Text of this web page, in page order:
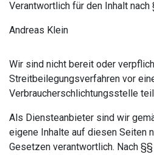
Verantwortlich für den Inhalt nach
Andreas Klein
Wir sind nicht bereit oder
Streitbeilegungsverfahren vor
Verbraucherschlichtungsstelle
Als Diensteanbieter sind wir
eigene Inhalte auf diesen Seiten
Gesetzen verantwortlich. Nach